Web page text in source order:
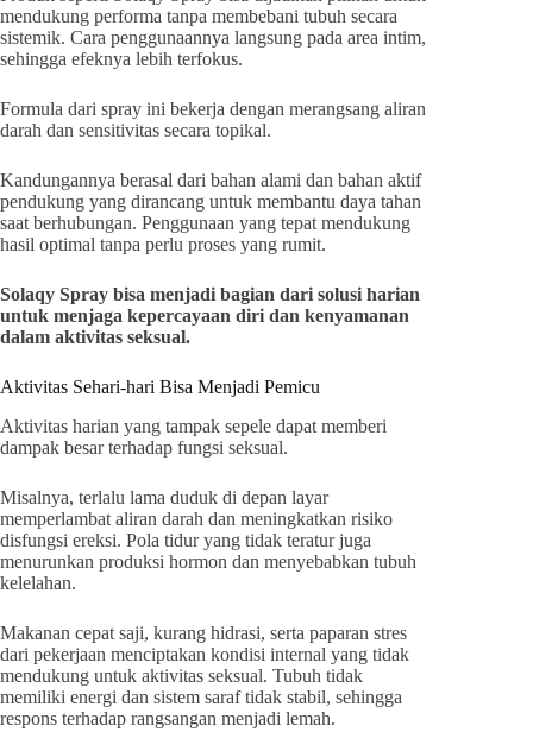
mendukung performa tanpa membebani tubuh secara
sistemik. Cara penggunaannya langsung pada area intim,
sehingga efeknya lebih terfokus.
Formula dari spray ini bekerja dengan merangsang aliran
darah dan sensitivitas secara topikal.
Kandungannya berasal dari bahan alami dan bahan aktif
pendukung yang dirancang untuk membantu daya tahan
saat berhubungan. Penggunaan yang tepat mendukung
hasil optimal tanpa perlu proses yang rumit.
Solaqy Spray bisa menjadi bagian dari solusi harian
untuk menjaga kepercayaan diri dan kenyamanan
dalam aktivitas seksual.
Aktivitas Sehari-hari Bisa Menjadi Pemicu
Aktivitas harian yang tampak sepele dapat memberi
dampak besar terhadap fungsi seksual.
Misalnya, terlalu lama duduk di depan layar
memperlambat aliran darah dan meningkatkan risiko
disfungsi ereksi. Pola tidur yang tidak teratur juga
menurunkan produksi hormon dan menyebabkan tubuh
kelelahan.
Makanan cepat saji, kurang hidrasi, serta paparan stres
dari pekerjaan menciptakan kondisi internal yang tidak
mendukung untuk aktivitas seksual. Tubuh tidak
memiliki energi dan sistem saraf tidak stabil, sehingga
respons terhadap rangsangan menjadi lemah.